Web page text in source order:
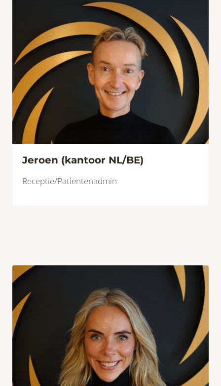
Jeroen (kantoor NL/BE)
Receptie/Patientenadmin